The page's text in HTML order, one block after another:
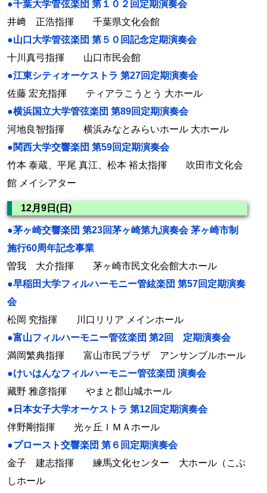
●千葉大学管弦楽団 第１０２回定期演奏会
井﨑 正浩指揮 千葉県文化会館
●山口大学管弦楽団 第５０回記念定期演奏会
十川真弓指揮 山口市民会館
●江東シティオーケストラ 第27回定期演奏会
佐藤 宏充指揮 ティアラこうとう 大ホール
●横浜国立大学管弦楽団 第89回定期演奏会
河地良智指揮 横浜みなとみらいホール 大ホール
●関西大学交響楽団 第59回定期演奏会
竹本 泰蔵、平尾 真江、松本 裕太指揮 吹田市文化会
館 メイシアター
12月9日(日)
●茅ヶ崎交響楽団 第23回茅ヶ崎第九演奏会 茅ヶ崎市制
施行60周年記念事業
曽我 大介指揮 茅ヶ崎市民文化会館大ホール
●早稲田大学フィルハーモニー管絃楽団 第57回定期演奏
会
松岡 究指揮 川口リリア メインホール
●富山フィルハーモニー管弦楽団 第2回 定期演奏会
満岡繁典指揮 富山市民プラザ アンサンブルホール
●けいはんなフィルハーモニー管弦楽団 演奏会
藏野 雅彦指揮 やまと郡山城ホール
●日本女子大学オーケストラ 第12回定期演奏会
伴野剛指揮 光ヶ丘ＩＭＡホール
●プロースト交響楽団 第６回定期演奏会
金子 建志指揮 練馬文化センター 大ホール（こぶ
しホール